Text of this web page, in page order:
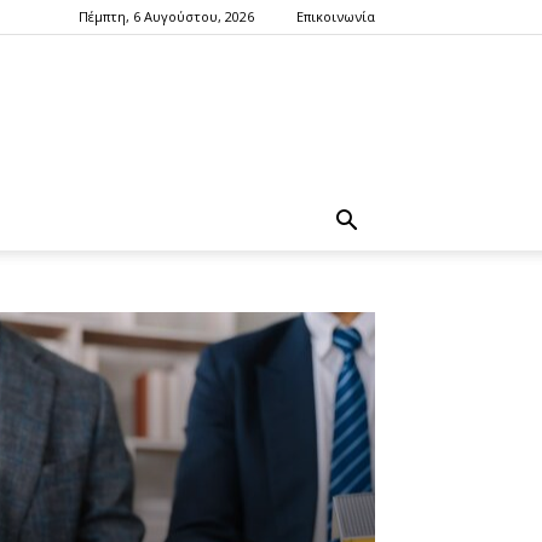
Πέμπτη, 6 Αυγούστου, 2026 Επικοινωνία